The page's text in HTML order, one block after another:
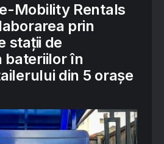
Mobility Rentals
prin
stații de
bateriilor în
din 5 orașe